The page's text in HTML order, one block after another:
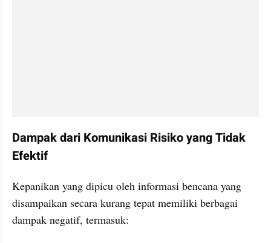
Dampak dari Komunikasi Risiko yang Tidak
Efektif
Kepanikan yang dipicu oleh informasi bencana yang
disampaikan secara kurang tepat memiliki berbagai
dampak negatif, termasuk: